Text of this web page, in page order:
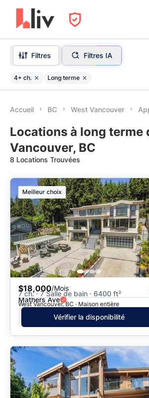
Filtres Filtres IA
4+ ch. Long terme
Accueil BC West Vancouver
Locations à long terme
Vancouver, BC
8 Locations Trouvées
Meilleur choix
$18,000/Mois
7 ch. · 7 Salle de bain · 6400 ft²
Mathers Ave
West Vancouver, BC · Maison entière
Vérifier la disponibilité